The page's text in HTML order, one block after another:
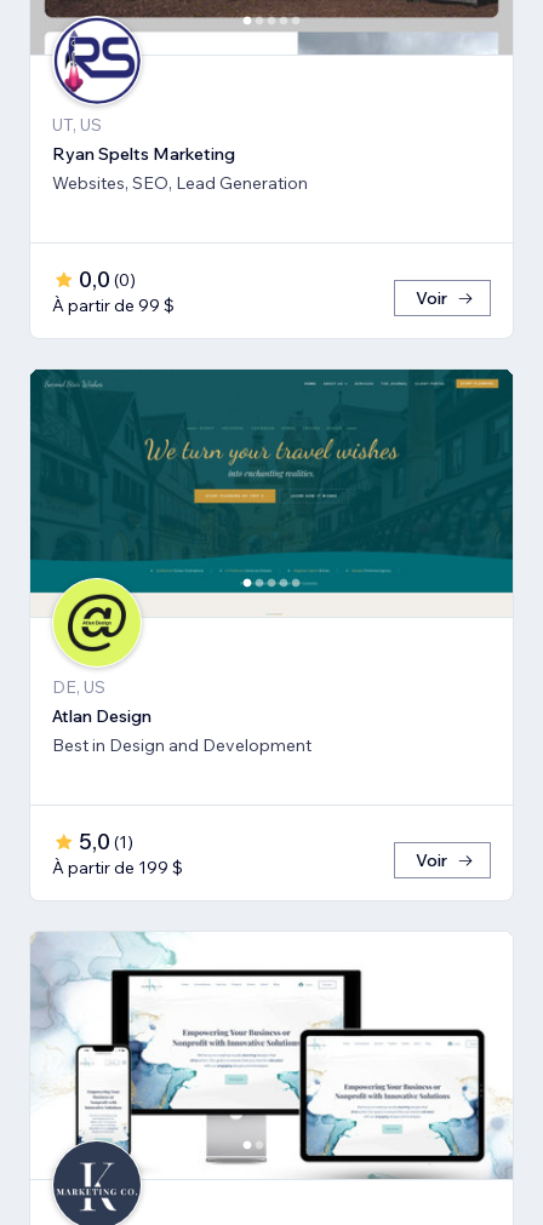
UT, US
Ryan Spelts Marketing
Websites, SEO, Lead Generation
0,0 (0)
À partir de 99 $
Voir
DE, US
Atlan Design
Best in Design and Development
5,0 (1)
À partir de 199 $
Voir